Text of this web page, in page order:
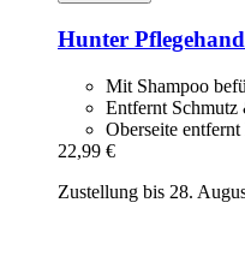
Hunter
Mit Shampoo
Entfernt Schmutz
Oberseite entfernt
22,99 €
Zustellung bis 28.